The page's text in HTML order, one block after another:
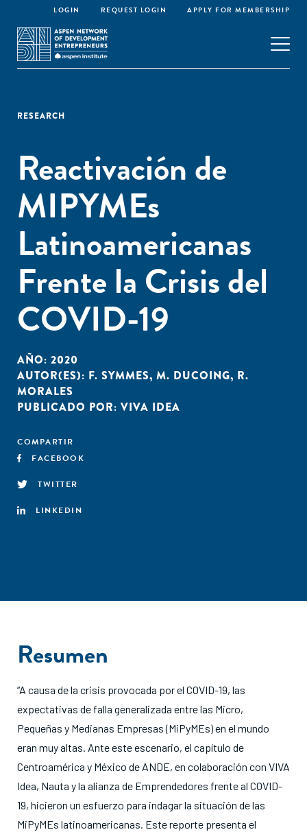
LOGIN REQUEST LOGIN APPLY FOR MEMBERSHIP
RESEARCH
Reactivación de
MIPYMEs
Latinoamericanas
Frente la Crisis del
COVID-19
AÑO: 2020
AUTOR(ES): F. SYMMES, M. DUCOING, R.
MORALES
PUBLICADO POR: VIVA IDEA
COMPARTIR
FACEBOOK
TWITTER
LINKEDIN
Resumen
“A causa de la crisis provocada por el COVID-19, las
expectativas de falla generalizada entre las Micro,
Pequeñas y Medianas Empresas (MiPyMEs) en el mundo
eran muy altas. Ante este escenario, el capítulo de
Centroamérica y México de ANDE, en colaboración con VIVA
Idea, Nauta y la alianza de Emprendedores frente al COVID-
19, hicieron un esfuerzo para indagar la situación de las
MiPyMEs latinoamericanas. Este reporte presenta el